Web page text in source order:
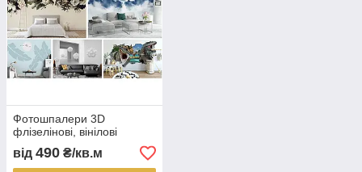
Фотошпалери 3D
флізелінові, вінілові
від 490 ₴/кв.м